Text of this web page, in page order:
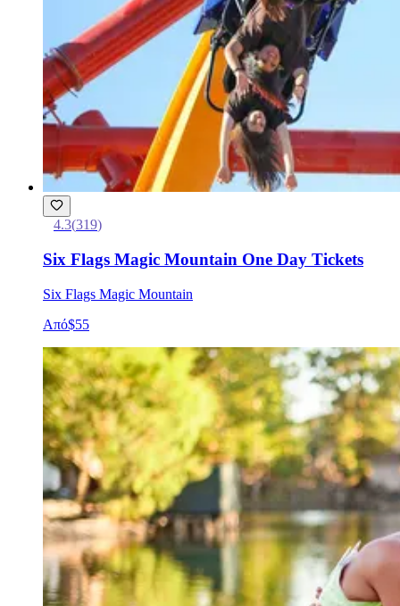
4.3(319)
Six Flags Magic Mountain One Day Tickets
Six Flags Magic Mountain
Από$55